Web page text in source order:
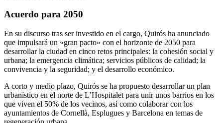
Acuerdo para 2050
En su discurso tras ser investido en el cargo, Quirós ha anunciado
que impulsará un «gran pacto» con el horizonte de 2050 para
desarrollar la ciudad en cinco retos principales: la cohesión social y
urbana; la emergencia climática; servicios públicos de calidad; la
convivencia y la seguridad; y el desarrollo económico.
A corto y medio plazo, Quirós se ha propuesto desarrollar un plan
urbanístico en el norte de L’Hospitalet para unir unos barrios en los
que viven el 50% de los vecinos, así como colaborar con los
ayuntamientos de Cornellà, Esplugues y Barcelona en temas de